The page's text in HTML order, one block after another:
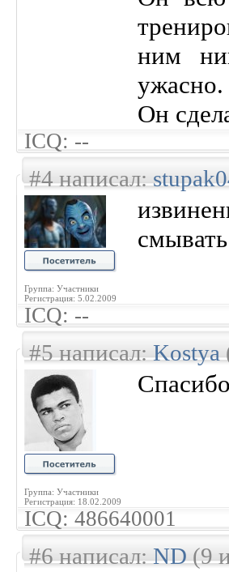
ним
ужасно.
Он
ICQ: --
#4 написал:
Группа: Участники
Регистрация: 5.02.2009
ICQ: --
#5 написал:Kostya
Группа: Участники
Регистрация: 18.02.2009
ICQ: 486640001
#6 написал:ND(9